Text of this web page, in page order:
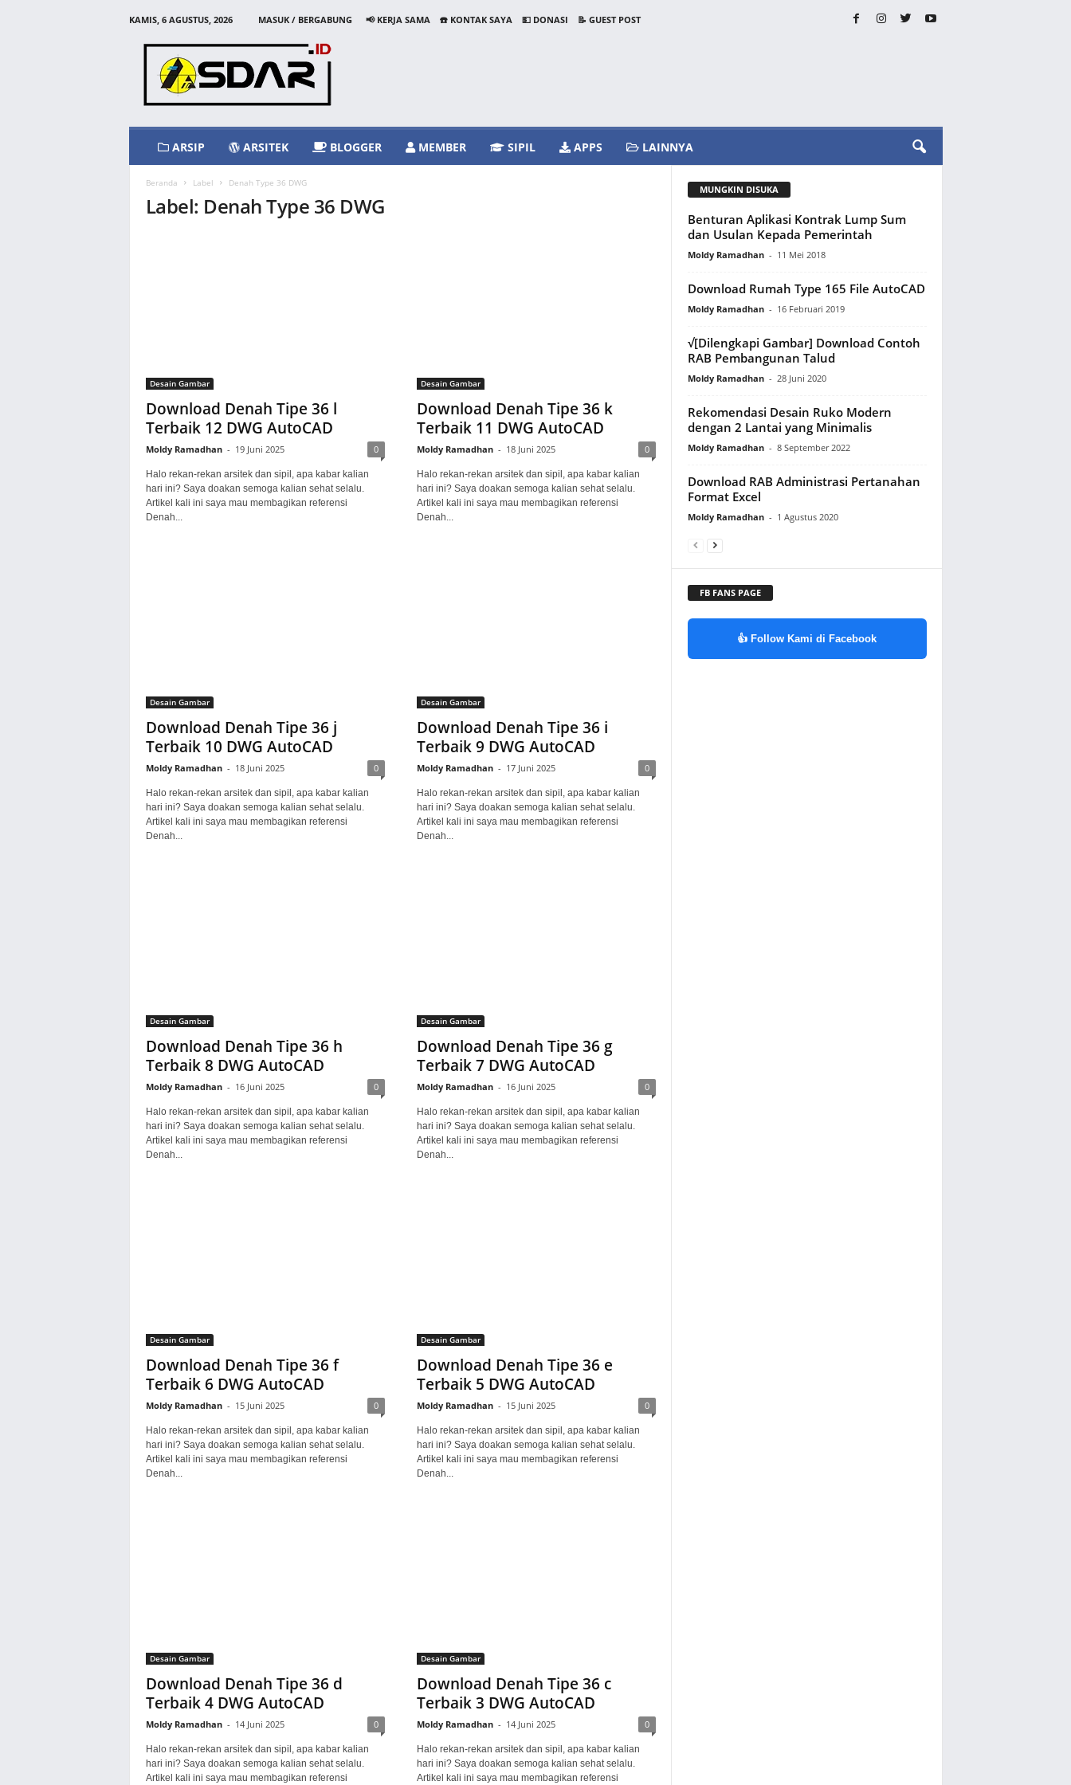
KAMIS, 6 AGUSTUS, 2026 MASUK / BERGABUNG 📢 KERJA SAMA ☎️ KONTAK SAYA 💵 DONASI
📝 GUEST POST
ARSIP ARSITEK BLOGGER MEMBER SIPIL APPS LAINNYA
Beranda Label Denah Type 36 DWG
Label: Denah Type 36 DWG
Desain Gambar
Download Denah Tipe 36 l
Terbaik 12 DWG AutoCAD
Moldy Ramadhan - 19 Juni 2025 0
Halo rekan-rekan arsitek dan sipil, apa kabar kalian
hari ini? Saya doakan semoga kalian sehat selalu.
Artikel kali ini saya mau membagikan referensi
Denah...
Desain Gambar
Download Denah Tipe 36 k
Terbaik 11 DWG AutoCAD
Moldy Ramadhan - 18 Juni 2025 0
Halo rekan-rekan arsitek dan sipil, apa kabar kalian
hari ini? Saya doakan semoga kalian sehat selalu.
Artikel kali ini saya mau membagikan referensi
Denah...
Desain Gambar
Download Denah Tipe 36 j
Terbaik 10 DWG AutoCAD
Moldy Ramadhan - 18 Juni 2025 0
Halo rekan-rekan arsitek dan sipil, apa kabar kalian
hari ini? Saya doakan semoga kalian sehat selalu.
Artikel kali ini saya mau membagikan referensi
Denah...
Desain Gambar
Download Denah Tipe 36 i
Terbaik 9 DWG AutoCAD
Moldy Ramadhan - 17 Juni 2025 0
Halo rekan-rekan arsitek dan sipil, apa kabar kalian
hari ini? Saya doakan semoga kalian sehat selalu.
Artikel kali ini saya mau membagikan referensi
Denah...
Desain Gambar
Download Denah Tipe 36 h
Terbaik 8 DWG AutoCAD
Moldy Ramadhan - 16 Juni 2025 0
Halo rekan-rekan arsitek dan sipil, apa kabar kalian
hari ini? Saya doakan semoga kalian sehat selalu.
Artikel kali ini saya mau membagikan referensi
Denah...
Desain Gambar
Download Denah Tipe 36 g
Terbaik 7 DWG AutoCAD
Moldy Ramadhan - 16 Juni 2025 0
Halo rekan-rekan arsitek dan sipil, apa kabar kalian
hari ini? Saya doakan semoga kalian sehat selalu.
Artikel kali ini saya mau membagikan referensi
Denah...
Desain Gambar
Download Denah Tipe 36 f
Terbaik 6 DWG AutoCAD
Moldy Ramadhan - 15 Juni 2025 0
Halo rekan-rekan arsitek dan sipil, apa kabar kalian
hari ini? Saya doakan semoga kalian sehat selalu.
Artikel kali ini saya mau membagikan referensi
Denah...
Desain Gambar
Download Denah Tipe 36 e
Terbaik 5 DWG AutoCAD
Moldy Ramadhan - 15 Juni 2025 0
Halo rekan-rekan arsitek dan sipil, apa kabar kalian
hari ini? Saya doakan semoga kalian sehat selalu.
Artikel kali ini saya mau membagikan referensi
Denah...
Desain Gambar
Download Denah Tipe 36 d
Terbaik 4 DWG AutoCAD
Moldy Ramadhan - 14 Juni 2025 0
Halo rekan-rekan arsitek dan sipil, apa kabar kalian
hari ini? Saya doakan semoga kalian sehat selalu.
Artikel kali ini saya mau membagikan referensi
Desain Gambar
Download Denah Tipe 36 c
Terbaik 3 DWG AutoCAD
Moldy Ramadhan - 14 Juni 2025 0
Halo rekan-rekan arsitek dan sipil, apa kabar kalian
hari ini? Saya doakan semoga kalian sehat selalu.
Artikel kali ini saya mau membagikan referensi
MUNGKIN DISUKA
Benturan Aplikasi Kontrak Lump Sum
dan Usulan Kepada Pemerintah
Moldy Ramadhan - 11 Mei 2018
Download Rumah Type 165 File AutoCAD
Moldy Ramadhan - 16 Februari 2019
√[Dilengkapi Gambar] Download Contoh
RAB Pembangunan Talud
Moldy Ramadhan - 28 Juni 2020
Rekomendasi Desain Ruko Modern
dengan 2 Lantai yang Minimalis
Moldy Ramadhan - 8 September 2022
Download RAB Administrasi Pertanahan
Format Excel
Moldy Ramadhan - 1 Agustus 2020
FB FANS PAGE
👍 Follow Kami di Facebook